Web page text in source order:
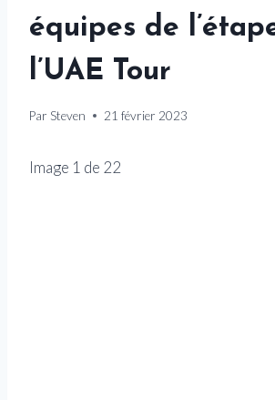
équipes de
l’UAE Tour
Par Steven 21 février 2023
Image 1 de 22